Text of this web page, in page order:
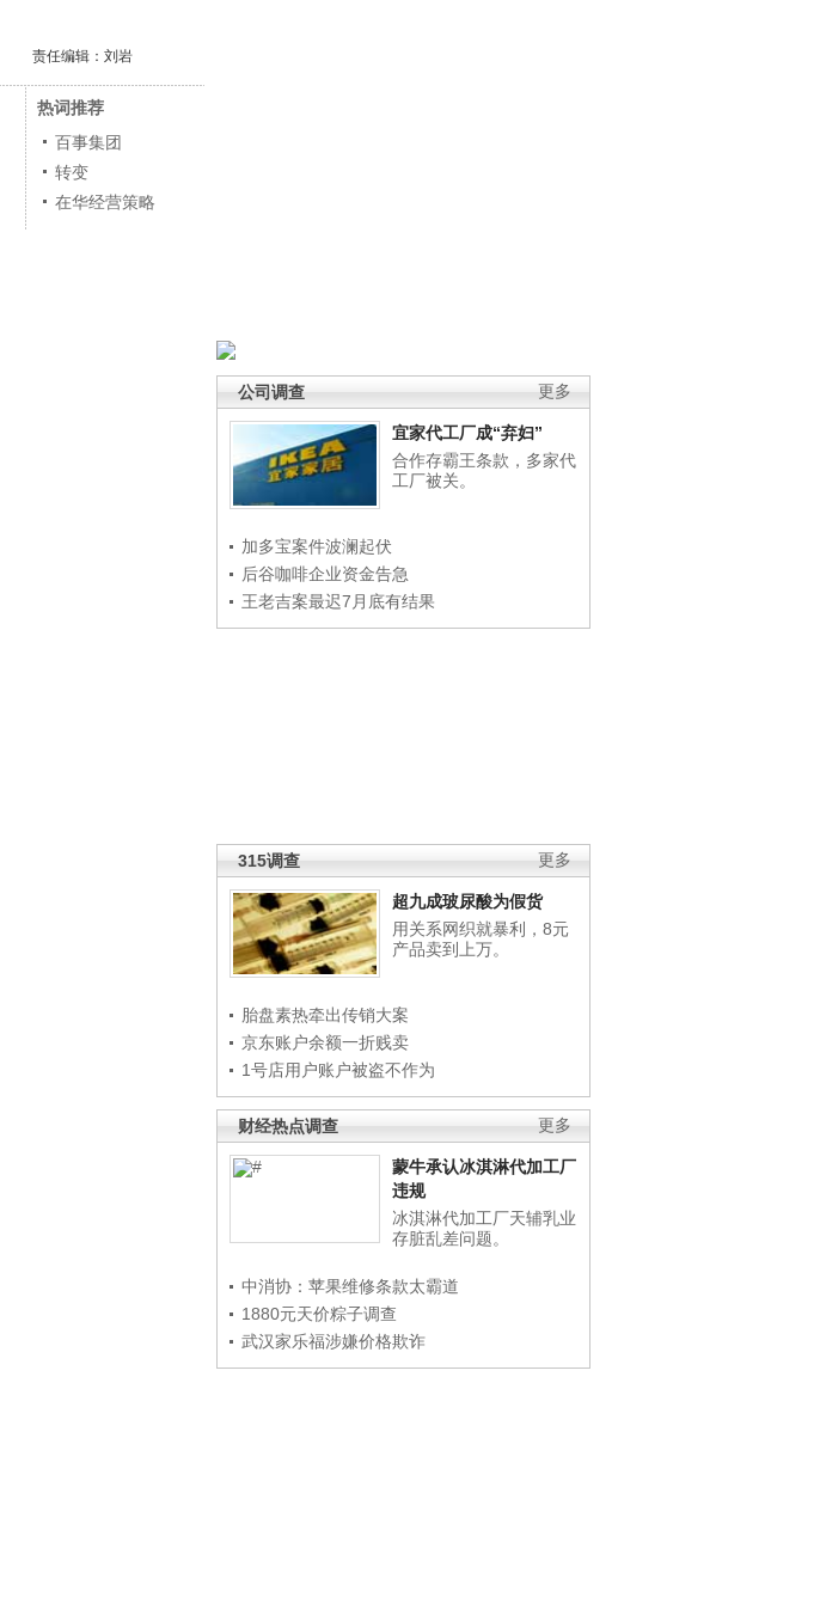
更多
公司调查
宜家代工厂成“弃妇”
合作存霸王条款，多家代
工厂被关。
加多宝案件波澜起伏
后谷咖啡企业资金告急
王老吉案最迟7月底有结果
更多
315调查
超九成玻尿酸为假货
用关系网织就暴利，8元
产品卖到上万。
胎盘素热牵出传销大案
京东账户余额一折贱卖
1号店用户账户被盗不作为
更多
财经热点调查
蒙牛承认冰淇淋代加工厂
违规
冰淇淋代加工厂天辅乳业
存脏乱差问题。
中消协：苹果维修条款太霸道
1880元天价粽子调查
武汉家乐福涉嫌价格欺诈
责任编辑：刘岩
热词推荐
百事集团
转变
在华经营策略